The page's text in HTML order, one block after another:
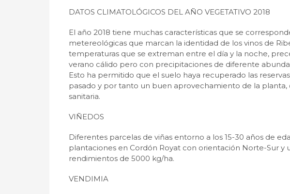
DATOS CLIMATOLÓGICOS DEL AÑO VEGETATIVO 2018
El año 2018 tiene muchas características que se
metereológicas que marcan la identidad de los vinos de
temperaturas que se extreman entre el día y la noche,
verano cálido pero con precipitaciones de diferente
Esto ha permitido que el suelo haya recuperado las
pasado y por tanto un buen aprovechamiento de la
sanitaria.
VIÑEDOS
Diferentes parcelas de viñas entorno a los 15-30 años de
plantaciones en Cordón Royat con orientación Norte-Sur y
rendimientos de 5000 kg/ha.
VENDIMIA